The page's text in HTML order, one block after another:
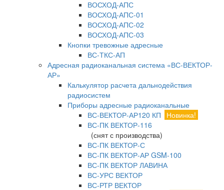
ВОСХОД-АПС
ВОСХОД-АПС-01
ВОСХОД-АПС-02
ВОСХОД-АПС-03
Кнопки тревожные адресные
ВС-ТКС-АП
Адресная радиоканальная система «ВС-ВЕКТОР-
АР»
Калькулятор расчета дальнодействия
радиосистем
Приборы адресные радиоканальные
ВС-ВЕКТОР-АР120 КП
Новинка!
ВС-ПК ВЕКТОР-116
(снят с производства)
ВС-ПК ВЕКТОР-С
ВС-ПК ВЕКТОР-АР GSM-100
ВС-ПК ВЕКТОР ЛАВИНА
ВС-УРС ВЕКТОР
ВС-РТР ВЕКТОР